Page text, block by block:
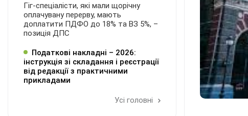
Гіг-спеціалісти, які мали щорічну
оплачувану перерву, мають
доплатити ПДФО до 18% та ВЗ 5%, –
позиція ДПС
Податкові накладні – 2026:
інструкція зі складання і реєстрації
від редакції з практичними
прикладами
Усі головні